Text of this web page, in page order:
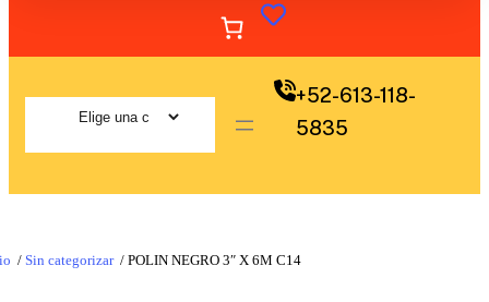
+52-613-118-
5835
/ Sin categorizar / POLIN NEGRO 3″ X 6M C14